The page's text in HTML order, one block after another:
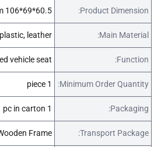
Product Dimension:
60.5*69*106 cm
Main Material:
leather
Function:
vehicle seat
Minimum Order Quantity:
1 piece
Packaging:
1 pc in carton
Transport Package:
Frame